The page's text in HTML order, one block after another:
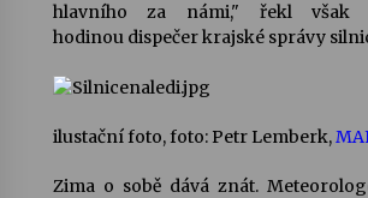
22. 7. 2026
Vysočinka
17. 7. 2026
hlavního za námi," řekl však
hodinou dispečer krajské správy
ilustační foto, foto: Petr Lemberk,
Zima o sobě dává znát.